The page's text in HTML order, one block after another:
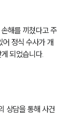
해를 끼쳤다고 주
어 정식 수사가 개
되었습니다.
상담을 통해 사건